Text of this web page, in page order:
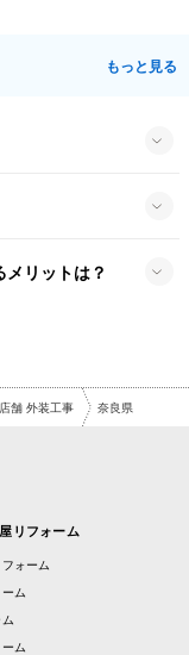
もっと見る
リットは？
店舗 外装工事 奈良県
リフォーム
ォーム
ム
ム